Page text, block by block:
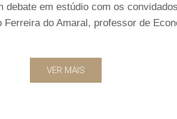
em estúdio com os
do Amaral, professor de
VER MAIS